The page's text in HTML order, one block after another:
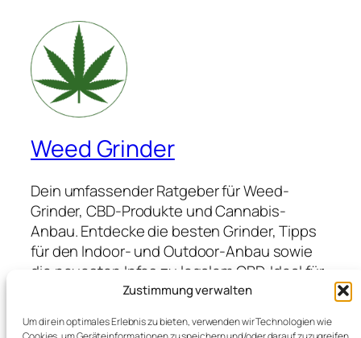
Zustimmung verwalten
Um dir ein optimales Erlebnis zu bieten, verwenden wir Technologien wie
Weed Grinder
Dein umfassender Ratgeber für Weed-
Grinder, CBD-Produkte und Cannabis-
Anbau. Entdecke die besten Grinder, Tipps
für den Indoor- und Outdoor-Anbau sowie
die neuesten Infos zu legalem CBD. Ideal für
Anfänger und Profis, die hochwertige
profitieren möchten.